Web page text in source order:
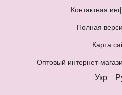
Контактная
Полная
Карта
Оптовый интернет-
Укр